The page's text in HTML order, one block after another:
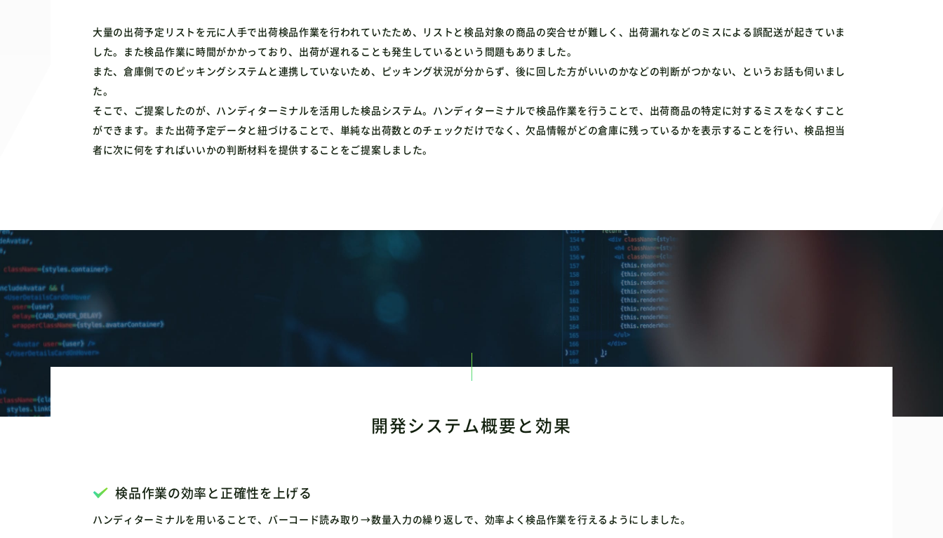
大量の出荷予定リストを元に人手で出荷検品作業を行われていたため、リストと検品対象の商品の突合せが難しく、出荷漏れなどのミスによる誤配送が起きていま
した。また検品作業に時間がかかっており、出荷が遅れることも発生しているという問題もありました。
また、倉庫側でのピッキングシステムと連携していないため、ピッキング状況が分からず、後に回した方がいいのかなどの判断がつかない、というお話も伺いまし
た。
そこで、ご提案したのが、ハンディターミナルを活用した検品システム。ハンディターミナルで検品作業を行うことで、出荷商品の特定に対するミスをなくすこと
ができます。また出荷予定データと紐づけることで、単純な出荷数とのチェックだけでなく、欠品情報がどの倉庫に残っているかを表示することを行い、検品担当
者に次に何をすればいいかの判断材料を提供することをご提案しました。
開発システム概要と効果
検品作業の効率と正確性を上げる
ハンディターミナルを用いることで、バーコード読み取り→数量入力の繰り返しで、効率よく検品作業を行えるようにしました。